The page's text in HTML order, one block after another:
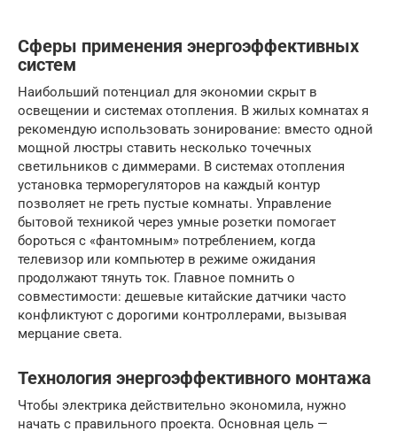
Сферы применения энергоэффективных
систем
Наибольший потенциал для экономии скрыт в
освещении и системах отопления. В жилых комнатах я
рекомендую использовать зонирование: вместо одной
мощной люстры ставить несколько точечных
светильников с диммерами. В системах отопления
установка терморегуляторов на каждый контур
позволяет не греть пустые комнаты. Управление
бытовой техникой через умные розетки помогает
бороться с «фантомным» потреблением, когда
телевизор или компьютер в режиме ожидания
продолжают тянуть ток. Главное помнить о
совместимости: дешевые китайские датчики часто
конфликтуют с дорогими контроллерами, вызывая
мерцание света.
Технология энергоэффективного монтажа
Чтобы электрика действительно экономила, нужно
начать с правильного проекта. Основная цель —